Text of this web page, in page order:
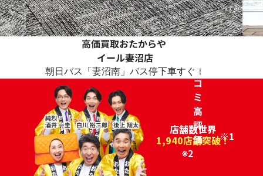
高価買取おたからや
イール妻沼店
朝日バス「妻沼南」バス停下車すぐ！
店舗数世界
1,940店舗突破！
※1
チ
コ
ミ
高
評
価
96.2%
※2